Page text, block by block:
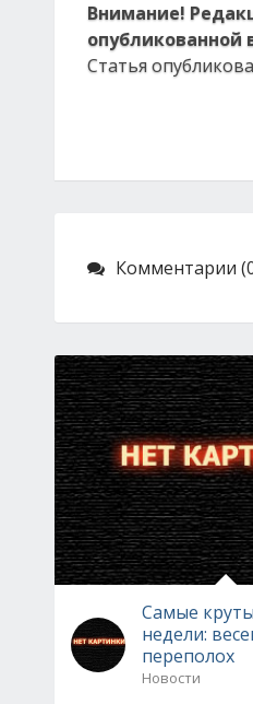
Внимание!
опубликованной
Статья
Комментарии
Самые
недели:
переполох
Новости